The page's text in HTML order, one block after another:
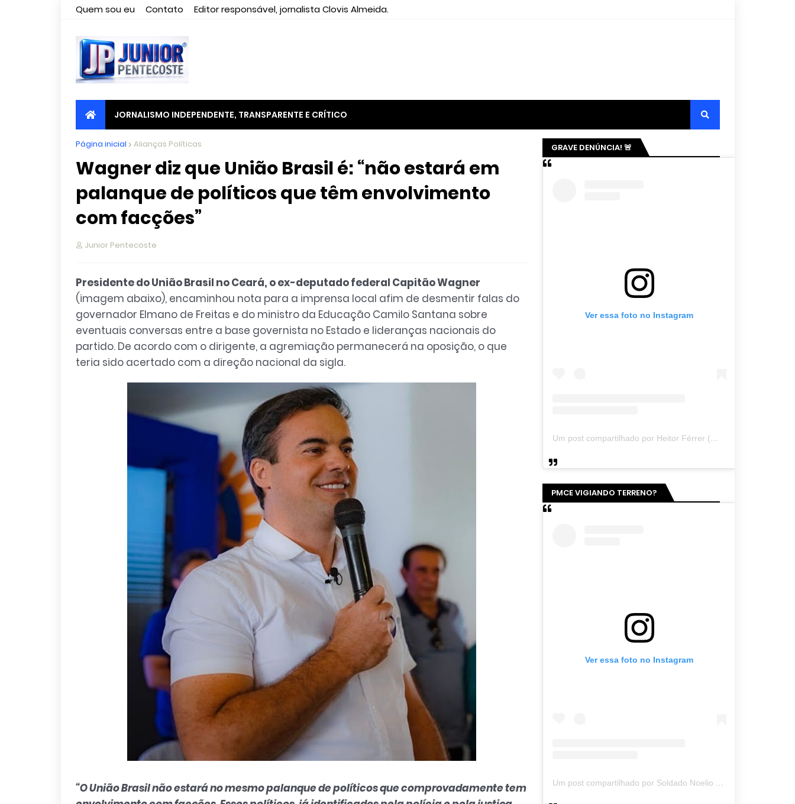
Quem sou eu Contato Editor responsável, jornalista Clovis Almeida.
JORNALISMO INDEPENDENTE, TRANSPARENTE E CRÍTICO
Página inicial Alianças Políticas
Wagner diz que União Brasil é: “não estará em
palanque de políticos que têm envolvimento
com facções”
Junior Pentecoste
Presidente do União Brasil no Ceará, o ex-deputado federal Capitão Wagner
(imagem abaixo), encaminhou nota para a imprensa local afim de desmentir falas do
governador Elmano de Freitas e do ministro da Educação Camilo Santana sobre
eventuais conversas entre a base governista no Estado e lideranças nacionais do
partido. De acordo com o dirigente, a agremiação permanecerá na oposição, o que
teria sido acertado com a direção nacional da sigla.
“O União Brasil não estará no mesmo palanque de políticos que comprovadamente tem
GRAVE DENÚNCIA! 🚨
Ver essa foto no Instagram
Um post compartilhado por Heitor Férrer (@heitor_ferrer77)
PMCE VIGIANDO TERRENO?
Ver essa foto no Instagram
Um post compartilhado por Soldado Noelio (@soldadonoelio)